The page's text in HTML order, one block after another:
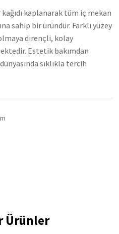
kaplanarak tüm iç mekan
sahip bir üründür. Farklı yüzey
dirençli, kolay
Estetik bakımdan
sıklıkla tercih
Ürünler